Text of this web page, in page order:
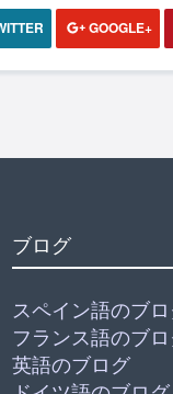
GOOGLE+
ブログ
スペイン語のブ
フランス語のブ
英語のブログ